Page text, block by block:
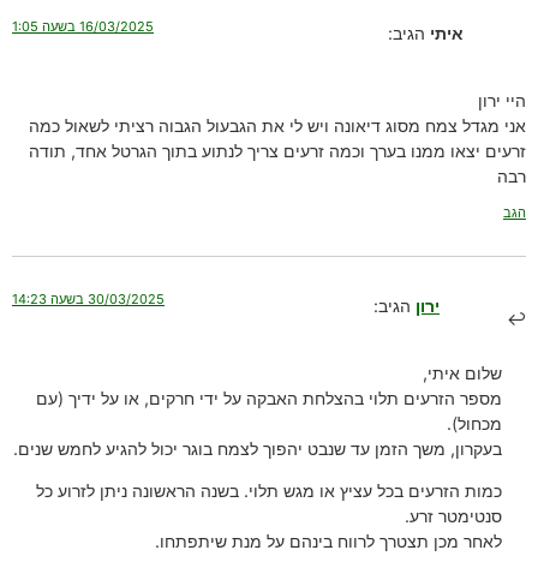
איתי הגיב: 16/03/2025 בשעה 1:05
היי ירון
אני מגדל צמח מסוג דיאונה ויש לי את הגבעול הגבוה רציתי לשאול כמה
זרעים יצאו ממנו בערך וכמה זרעים צריך לנתוע בתוך הגרטל אחד, תודה
רבה
הגב
ירון הגיב: 30/03/2025 בשעה 14:23
שלום איתי,
מספר הזרעים תלוי בהצלחת האבקה על ידי חרקים, או על ידיך (עם
מכחול).
בעקרון, משך הזמן עד שנבט יהפוך לצמח בוגר יכול להגיע לחמש שנים.
כמות הזרעים בכל עציץ או מגש תלוי. בשנה הראשונה ניתן לזרוע כל
סנטימטר זרע.
לאחר מכן תצטרך לרווח בינהם על מנת שיתפתחו.